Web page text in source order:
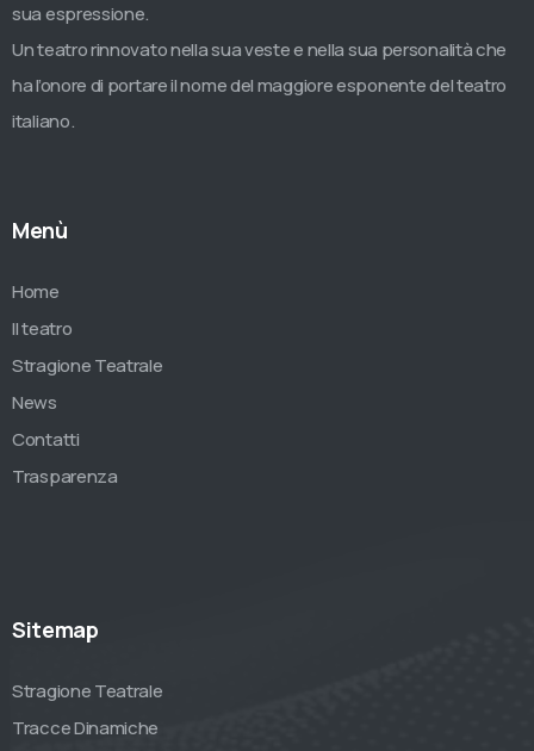
sua espressione.
Un teatro rinnovato nella sua veste e nella sua personalità che
ha l’onore di portare il nome del maggiore esponente del teatro
italiano.
Menù
Home
Il teatro
Stragione Teatrale
News
Contatti
Trasparenza
Sitemap
Stragione Teatrale
Tracce Dinamiche